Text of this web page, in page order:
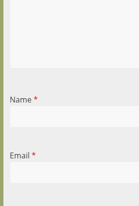
Name*
Email *